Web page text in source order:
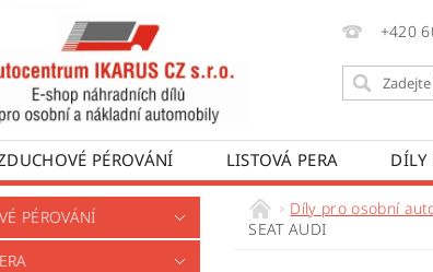
+420
PÉROVÁNÍ LISTOVÁ PERA DÍLY
AUTOBUSY
DÍLY PRO UŽÍTKOVÉ VOZY
VENTILŮ MOTORU
OBCHODNÍ PODMÍNKY
PÉROVÁNÍ Díly pro osobní
SEAT AUDI